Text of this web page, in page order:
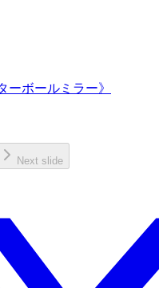
ーボールミラー》
Next slide